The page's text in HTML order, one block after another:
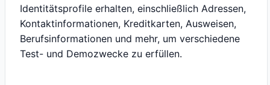
Identitätsprofile erhalten, einschließlich Adressen,
Kontaktinformationen, Kreditkarten, Ausweisen,
Berufsinformationen und mehr, um verschiedene
Test- und Demozwecke zu erfüllen.